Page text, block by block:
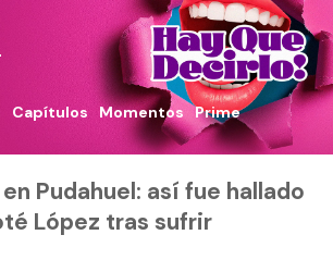
Capítulos Momentos Prime
Pudahuel: así fue hallado
López tras sufrir